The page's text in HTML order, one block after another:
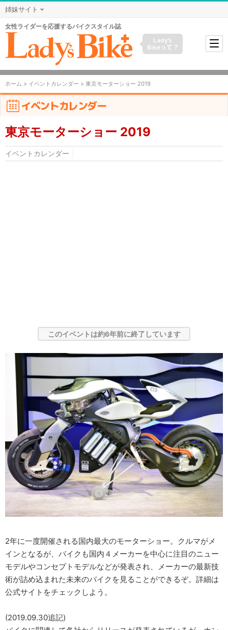
姉妹サイト
女性ライダーを応援するバイクスタイル誌
Lady's
Bikeって？
ホーム > イベントカレンダー > 東京モーターショー 2019
イベントカレンダー
東京モーターショー 2019
イベントカレンダー
このイベントは約6年前に終了しています
2年に一度開催される国内最大のモーターショー。クルマがメ
インとなるが、バイクも国内４メーカーを中心に注目のニュー
モデルやコンセプトモデルなどが発表され、メーカーの最新技
術が詰め込まれた未来のバイクを見ることができるぞ。詳細は
公式サイトをチェックしよう。
(2019.09.30追記)